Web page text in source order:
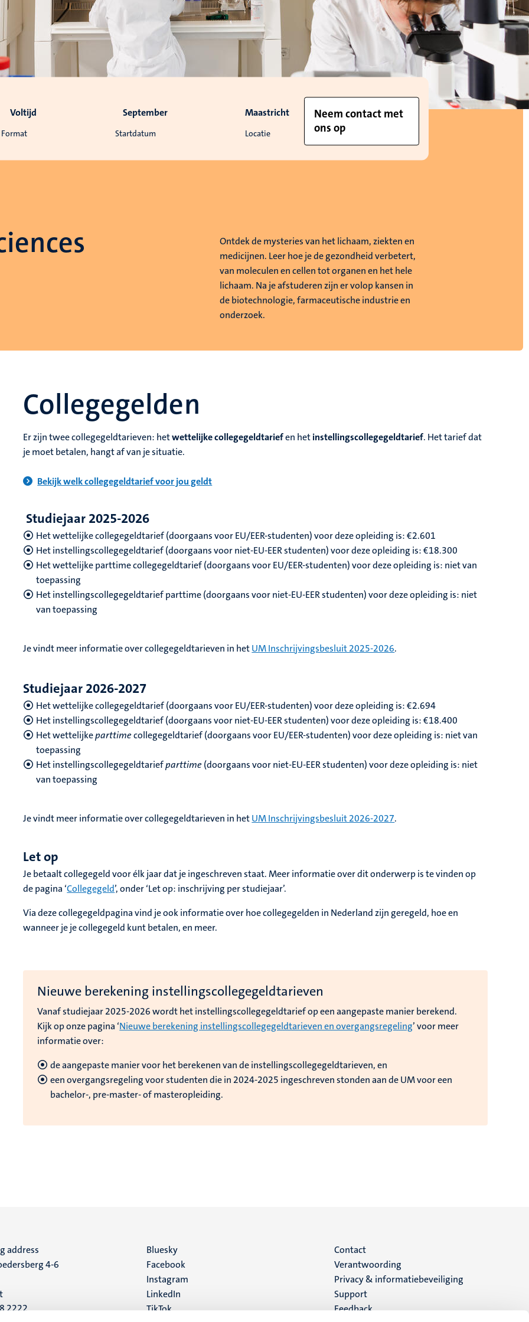
Format
Voltijd
Startdatum
September
Locatie
Maastricht
Neem contact met
ons op
Ontdek de mysteries van het lichaam, ziekten en
medicijnen. Leer hoe je de gezondheid verbetert,
van moleculen en cellen tot organen en het hele
lichaam. Na je afstuderen zijn er volop kansen in
de biotechnologie, farmaceutische industrie en
onderzoek.
Collegegelden
Er zijn twee collegegeldtarieven: hetwettelijke collegegeldtariefen hetinstellingscollegegeldtarief. Het tarief dat
je moet betalen, hangt af van je situatie.
Bekijk welk collegegeldtarief voor jou geldt
Studiejaar 2025-2026
Het wettelijke collegegeldtarief (doorgaans voor EU/EER-studenten) voor deze opleiding is: €2.601
Het instellingscollegegeldtarief (doorgaans voor niet-EU-EER studenten) voor deze opleiding is: €18.300
Het wettelijke parttime collegegeldtarief (doorgaans voor EU/EER-studenten) voor deze opleiding is: niet van
toepassing
Het instellingscollegegeldtarief parttime (doorgaans voor niet-EU-EER studenten) voor deze opleiding is: niet
van toepassing
Je vindt meer informatie over collegegeldtarieven in hetUM Inschrijvingsbesluit 2025-2026.
Studiejaar 2026-2027
Het wettelijke collegegeldtarief (doorgaans voor EU/EER-studenten) voor deze opleiding is: €2.694
Het instellingscollegegeldtarief (doorgaans voor niet-EU-EER studenten) voor deze opleiding is: €18.400
Het wettelijkeparttimecollegegeldtarief (doorgaans voor EU/EER-studenten) voor deze opleiding is: niet van
toepassing
Het instellingscollegegeldtariefparttime(doorgaans voor niet-EU-EER studenten) voor deze opleiding is: niet
van toepassing
Je vindt meer informatie over collegegeldtarieven in hetUM Inschrijvingsbesluit 2026-2027.
Let op
Je betaalt collegegeld voor élk jaar dat je ingeschreven staat. Meer informatie over dit onderwerp is te vinden op
de pagina ‘Collegegeld’, onder ‘Let op: inschrijving per studiejaar’.
Via deze collegegeldpagina vind je ook informatie over hoe collegegelden in Nederland zijn geregeld, hoe en
wanneer je je collegegeld kunt betalen, en meer.
Nieuwe berekening instellingscollegegeldtarieven
Vanaf studiejaar 2025-2026 wordt het instellingscollegegeldtarief op een aangepaste manier berekend.
Kijk op onze pagina ‘Nieuwe berekening instellingscollegegeldtarieven en overgangsregeling’ voor meer
informatie over:
de aangepaste manier voor het berekenen van de instellingscollegegeldtarieven, en
een overgangsregeling voor studenten die in 2024-2025 ingeschreven stonden aan de UM voor een
bachelor-, pre-master- of masteropleiding.
address
4-6
2222
Social
media
Bluesky
Facebook
Instagram
LinkedIn
TikTok
Menu
footer
(NL)
Contact
Verantwoording
Privacy & informatiebeveiliging
Support
Feedback